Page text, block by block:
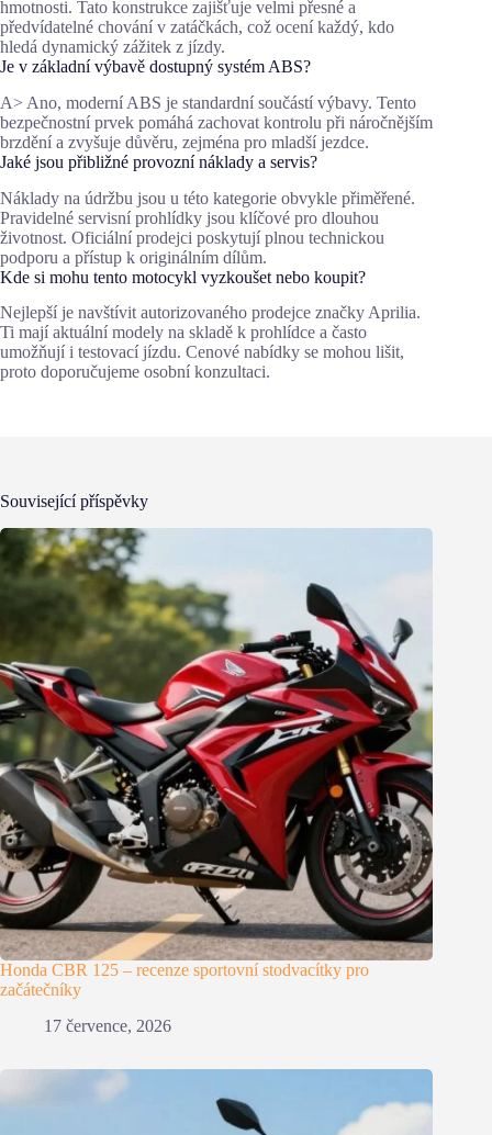
hmotnosti. Tato konstrukce zajišťuje velmi přesné a
předvídatelné chování v zatáčkách, což ocení každý, kdo
hledá dynamický zážitek z jízdy.
Je v základní výbavě dostupný systém ABS?
A> Ano, moderní ABS je standardní součástí výbavy. Tento
bezpečnostní prvek pomáhá zachovat kontrolu při náročnějším
brzdění a zvyšuje důvěru, zejména pro mladší jezdce.
Jaké jsou přibližné provozní náklady a servis?
Náklady na údržbu jsou u této kategorie obvykle přiměřené.
Pravidelné servisní prohlídky jsou klíčové pro dlouhou
životnost. Oficiální prodejci poskytují plnou technickou
podporu a přístup k originálním dílům.
Kde si mohu tento motocykl vyzkoušet nebo koupit?
Nejlepší je navštívit autorizovaného prodejce značky Aprilia.
Ti mají aktuální modely na skladě k prohlídce a často
umožňují i testovací jízdu. Cenové nabídky se mohou lišit,
proto doporučujeme osobní konzultaci.
Související příspěvky
Honda CBR 125 – recenze sportovní stodvacítky pro
začátečníky
17 července, 2026